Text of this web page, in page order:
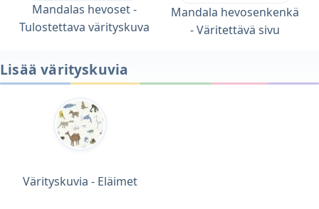
Mandalas hevoset -
Tulostettava värityskuva
Mandala hevosenkenkä
- Väritettävä sivu
Lisää värityskuvia
Värityskuvia - Eläimet